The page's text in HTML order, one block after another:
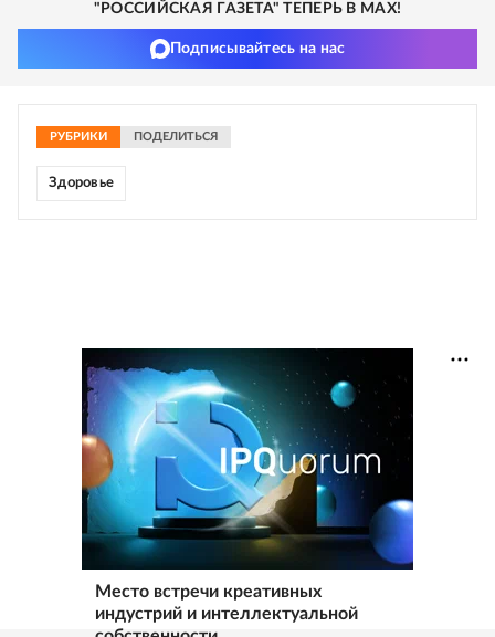
"РОССИЙСКАЯ ГАЗЕТА" ТЕПЕРЬ В MAX!
Подписывайтесь на нас
РУБРИКИ ПОДЕЛИТЬСЯ
Здоровье
Место встречи креативных
индустрий и интеллектуальной